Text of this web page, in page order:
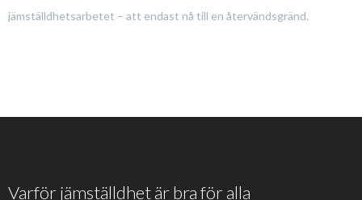
jämställdhetsarbetet – att endast nå till en återvändsgränd.
Varför jämställdhet är bra för alla